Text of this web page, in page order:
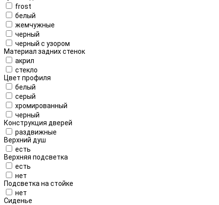
frost
белый
жемчужные
черный
черный с узором
Материал задних стенок
акрил
стекло
Цвет профиля
белый
серый
хромированный
черный
Конструкция дверей
раздвижные
Верхний душ
есть
Верхняя подсветка
есть
нет
Подсветка на стойке
нет
Сиденье